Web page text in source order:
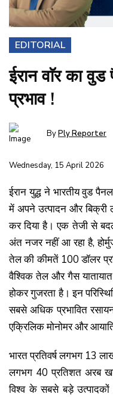
EDITORIAL
ईरान वाॅर का
प्रभाव !
ByPly Reporter
Wednesday, 15 April 2026
ईरान युद्ध ने भारतीय वुड
में अपने उत्पादन और बिक्री
कर दिया है। एक तेजी से
अंत नजर नहीं आ रहा है,
तेल की कीमतें 100 डॉलर
वैश्विक तेल और गैस
होकर गुजरता है। इन
सबसे अधिक प्रभावित
एक्रिलिक मोनोमर और
भारत प्रतिवर्ष लगभग 13
लगभग 40 प्रतिशत अरब
विश्व के सबसे बड़े